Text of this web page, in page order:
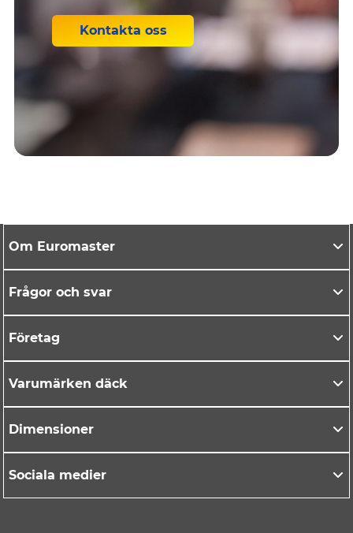
Kontakta oss
Om Euromaster
Frågor och svar
Företag
Varumärken däck
Dimensioner
Sociala medier